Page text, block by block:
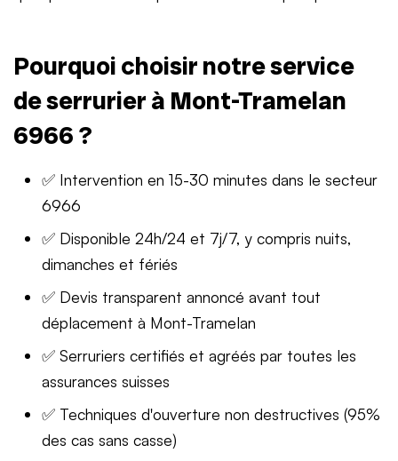
Pourquoi choisir notre service
de serrurier à Mont-Tramelan
6966 ?
✅ Intervention en 15-30 minutes dans le secteur
6966
✅ Disponible 24h/24 et 7j/7, y compris nuits,
dimanches et fériés
✅ Devis transparent annoncé avant tout
déplacement à Mont-Tramelan
✅ Serruriers certifiés et agréés par toutes les
assurances suisses
✅ Techniques d'ouverture non destructives (95%
des cas sans casse)